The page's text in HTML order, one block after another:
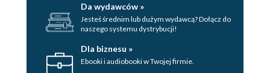
Da wydawców »
Jesteś średnim lub dużym wydawcą? Dołącz do
naszego systemu dystrybucji!
Dla biznesu »
Ebooki i audiobooki w Twojej firmie.